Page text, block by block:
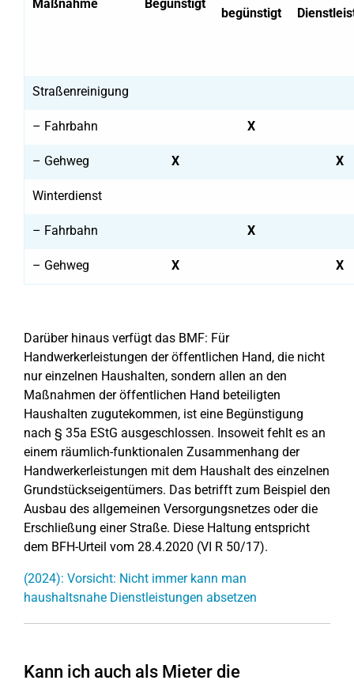
Maßnahme Begünstigt
begünstigt
Straßenreinigung
– Fahrbahn X
– Gehweg X X
Winterdienst
– Fahrbahn X
– Gehweg X X
Darüber hinaus verfügt das BMF: Für
Handwerkerleistungen der öffentlichen Hand, die nicht
nur einzelnen Haushalten, sondern allen an den
Maßnahmen der öffentlichen Hand beteiligten
Haushalten zugutekommen, ist eine Begünstigung
nach § 35a EStG ausgeschlossen. Insoweit fehlt es an
einem räumlich-funktionalen Zusammenhang der
Handwerkerleistungen mit dem Haushalt des einzelnen
Grundstückseigentümers. Das betrifft zum Beispiel den
Ausbau des allgemeinen Versorgungsnetzes oder die
Erschließung einer Straße. Diese Haltung entspricht
dem BFH-Urteil vom 28.4.2020 (VI R 50/17).
(2024): Vorsicht: Nicht immer kann man
haushaltsnahe Dienstleistungen absetzen
Kann ich auch als Mieter die